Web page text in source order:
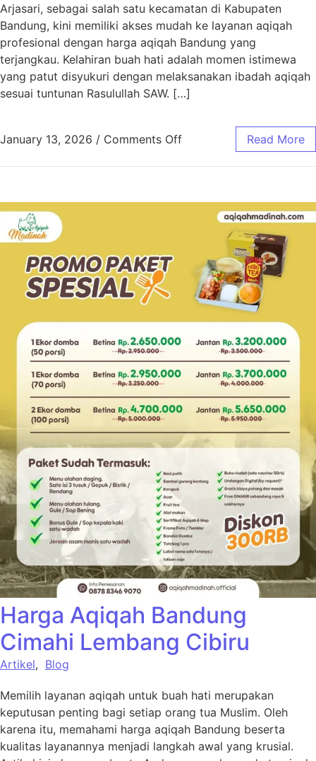
Arjasari, sebagai salah satu kecamatan di Kabupaten
Bandung, kini memiliki akses mudah ke layanan aqiqah
profesional dengan harga aqiqah Bandung yang
terjangkau. Kelahiran buah hati adalah momen istimewa
yang patut disyukuri dengan melaksanakan ibadah aqiqah
sesuai tuntunan Rasulullah SAW. […]
January 13, 2026 / Comments Off Read More
Harga Aqiqah Bandung
Cimahi Lembang Cibiru
Artikel, Blog
Memilih layanan aqiqah untuk buah hati merupakan
keputusan penting bagi setiap orang tua Muslim. Oleh
karena itu, memahami harga aqiqah Bandung beserta
kualitas layanannya menjadi langkah awal yang krusial.